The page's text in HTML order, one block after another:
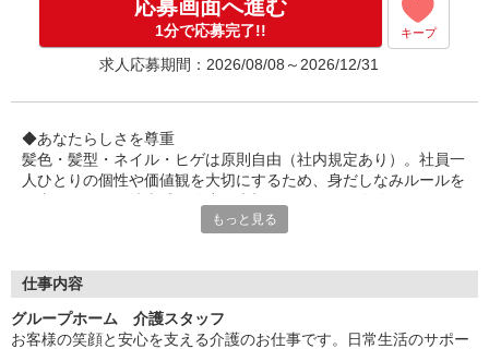
▼下記別途支給
年末年始手当：380円/時
寸志あり：年2回（6月・12月）
※業績による
※処遇改善手当は試用期間中(3ヶ月)は支給なし
応募画面へ進む
1分で応募完了!! キープ
求人応募期間：2026/08/08～2026/12/31
◆あなたらしさを尊重
髪色・髪型・ネイル・ヒゲは原則自由（社内規定あり）。社員一
人ひとりの個性や価値観を大切にするため、身だしなみルールを
イルで無理なく働ける環境です。
働いた分の給与を給料日前に受け取れる「給与前払い制度」を導
生制度です。※入社翌月の第5営業日より利用可能
もっと見る
仕事内容
グループホーム 介護スタッフ
お客様の笑顔と安心を支える介護のお仕事です。日常生活のサポー